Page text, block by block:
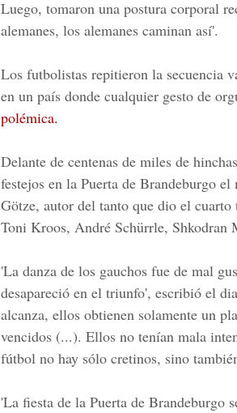
Luego, tomaron una postura corporal
alemanes, los alemanes caminan así'.
Los futbolistas repitieron la secuencia
en un país donde cualquier gesto de
polémica.
Delante de centenas de miles de
festejos en la Puerta de Brandeburgo
Götze, autor del tanto que dio el
Toni Kroos, André Schürrle, Shkodran
'La danza de los gauchos fue de mal
desapareció en el triunfo', escribió el
alcanza, ellos obtienen solamente un
vencidos (...). Ellos no tenían mala
fútbol no hay sólo cretinos, sino
'La fiesta de la Puerta de Brandeburgo